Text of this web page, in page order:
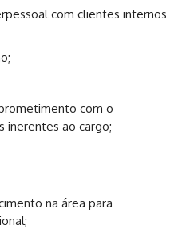
com clientes internos
com o
inerentes ao cargo;
na área para